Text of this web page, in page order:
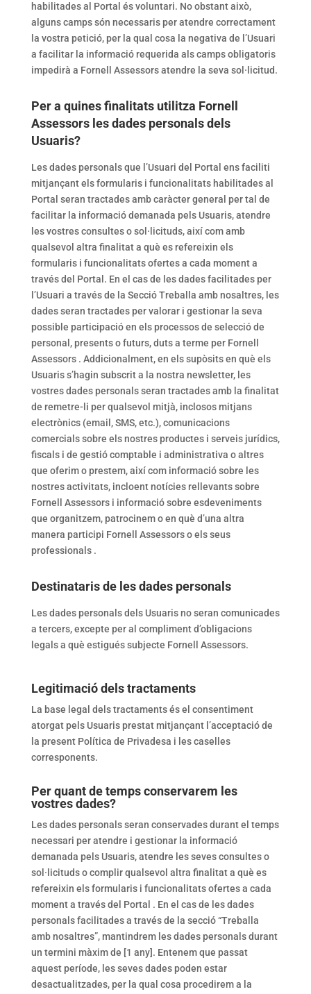
habilitades al Portal és voluntari. No obstant això,
alguns camps són necessaris per atendre correctament
la vostra petició, per la qual cosa la negativa de l’Usuari
a facilitar la informació requerida als camps obligatoris
impedirà a Fornell Assessors atendre la seva sol·licitud.
Per a quines finalitats utilitza Fornell
Assessors les dades personals dels
Usuaris?
Les dades personals que l’Usuari del Portal ens faciliti
mitjançant els formularis i funcionalitats habilitades al
Portal seran tractades amb caràcter general per tal de
facilitar la informació demanada pels Usuaris, atendre
les vostres consultes o sol·licituds, així com amb
qualsevol altra finalitat a què es refereixin els
formularis i funcionalitats ofertes a cada moment a
través del Portal. En el cas de les dades facilitades per
l’Usuari a través de la Secció Treballa amb nosaltres, les
dades seran tractades per valorar i gestionar la seva
possible participació en els processos de selecció de
personal, presents o futurs, duts a terme per Fornell
Assessors . Addicionalment, en els supòsits en què els
Usuaris s’hagin subscrit a la nostra newsletter, les
vostres dades personals seran tractades amb la finalitat
de remetre-li per qualsevol mitjà, inclosos mitjans
electrònics (email, SMS, etc.), comunicacions
comercials sobre els nostres productes i serveis jurídics,
fiscals i de gestió comptable i administrativa o altres
que oferim o prestem, així com informació sobre les
nostres activitats, incloent notícies rellevants sobre
Fornell Assessors i informació sobre esdeveniments
que organitzem, patrocinem o en què d’una altra
manera participi Fornell Assessors o els seus
professionals .
Destinataris de les dades personals
Les dades personals dels Usuaris no seran comunicades
a tercers, excepte per al compliment d’obligacions
legals a què estigués subjecte Fornell Assessors.
Legitimació dels tractaments
La base legal dels tractaments és el consentiment
atorgat pels Usuaris prestat mitjançant l’acceptació de
la present Política de Privadesa i les caselles
corresponents.
Per quant de temps conservarem les
vostres dades?
Les dades personals seran conservades durant el temps
necessari per atendre i gestionar la informació
demanada pels Usuaris, atendre les seves consultes o
sol·licituds o complir qualsevol altra finalitat a què es
refereixin els formularis i funcionalitats ofertes a cada
moment a través del Portal . En el cas de les dades
personals facilitades a través de la secció “Treballa
amb nosaltres”, mantindrem les dades personals durant
un termini màxim de [1 any]. Entenem que passat
aquest període, les seves dades poden estar
desactualitzades, per la qual cosa procedirem a la